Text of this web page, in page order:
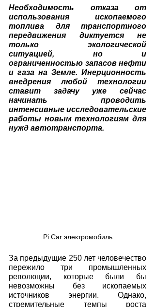
Необходимость отказа от
использования ископаемого
топлива для транспортного
передвижения диктуется не
только экологической
ситуацией, но и
ограниченностью запасов нефти
и газа на Земле. Инерционность
внедрения любой технологии
ставит задачу уже сейчас
начинать проводить
интенсивные исследовательские
работы новым технологиям для
нужд автотранспорта.
Pi Car электромобиль
За предыдущие 250 лет человечество
пережило три промышленных
революции, которые были бы
невозможны без ископаемых
источников энергии. Однако,
стремительные темпы роста